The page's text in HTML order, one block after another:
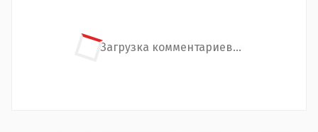
Загрузка комментариев...